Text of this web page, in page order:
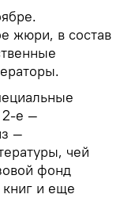
жюри, в состав
2-е —
—
чей
фонд
и еще